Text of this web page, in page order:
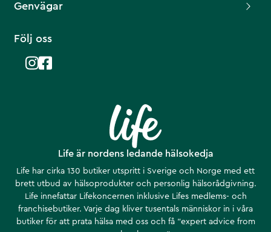
Life är nordens ledande hälsokedja
Life har cirka 130 butiker utspritt i Sverige och Norge med ett
brett utbud av hälsoprodukter och personlig hälsorådgivning.
Life innefattar Lifekoncernen inklusive Lifes medlems- och
franchisebutiker. Varje dag kliver tusentals människor in i våra
butiker för att prata hälsa med oss och få ”expert advice from
Genvägar
Följ oss